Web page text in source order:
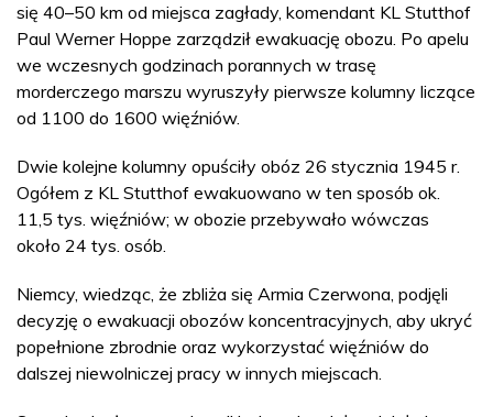
się 40–50 km od miejsca zagłady, komendant KL Stutthof
Paul Werner Hoppe zarządził ewakuację obozu. Po apelu
we wczesnych godzinach porannych w trasę
morderczego marszu wyruszyły pierwsze kolumny liczące
od 1100 do 1600 więźniów.
Dwie kolejne kolumny opuściły obóz 26 stycznia 1945 r.
Ogółem z KL Stutthof ewakuowano w ten sposób ok.
11,5 tys. więźniów; w obozie przebywało wówczas
około 24 tys. osób.
Niemcy, wiedząc, że zbliża się Armia Czerwona, podjęli
decyzję o ewakuacji obozów koncentracyjnych, aby ukryć
popełnione zbrodnie oraz wykorzystać więźniów do
dalszej niewolniczej pracy w innych miejscach.